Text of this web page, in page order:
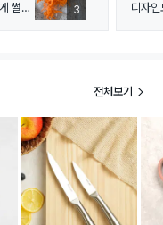
썰려
3
디자
전체보기